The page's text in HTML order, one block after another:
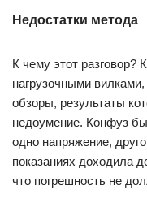
Недостатки метода
К чему этот разговор?
нагрузочными
обзоры, результаты
недоумение. Конфуз
одно напряжение,
показаниях доходила
что погрешность не